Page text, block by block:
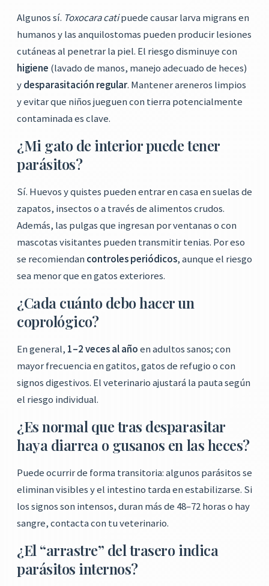
Algunos sí. Toxocara catipuede causar larva migrans en
humanos y las anquilostomas pueden producir lesiones
cutáneas al penetrar la piel. El riesgo disminuye con
higiene (lavado de manos, manejo adecuado de heces)
ydesparasitación regular. Mantener areneros limpios
y evitar que niños jueguen con tierra potencialmente
contaminada es clave.
¿Mi gato de interior puede tener
parásitos?
Sí. Huevos y quistes pueden entrar en casa en suelas de
zapatos, insectos o a través de alimentos crudos.
Además, las pulgas que ingresan por ventanas o con
mascotas visitantes pueden transmitir tenias. Por eso
se recomiendancontroles periódicos, aunque el riesgo
sea menor que en gatos exteriores.
¿Cada cuánto debo hacer un
coprológico?
En general, 1–2 veces al añoen adultos sanos; con
mayor frecuencia en gatitos, gatos de refugio o con
signos digestivos. El veterinario ajustará la pauta según
el riesgo individual.
¿Es normal que tras desparasitar
haya diarrea o gusanos en las heces?
Puede ocurrir de forma transitoria: algunos parásitos se
eliminan visibles y el intestino tarda en estabilizarse. Si
los signos son intensos, duran más de 48–72 horas o hay
sangre, contacta con tu veterinario.
¿El “arrastre” del trasero indica
parásitos internos?